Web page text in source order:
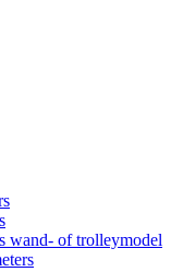
wand- of trolleymodel